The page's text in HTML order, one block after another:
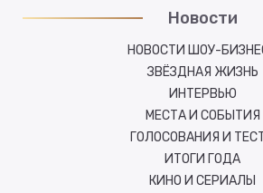
Новости
НОВОСТИ ШОУ-
ЗВЁЗДНАЯ ЖИЗНЬ
ИНТЕРВЬЮ
МЕСТА И СОБЫТИЯ
ГОЛОСОВАНИЯ И
ИТОГИ ГОДА
КИНО И СЕРИАЛЫ